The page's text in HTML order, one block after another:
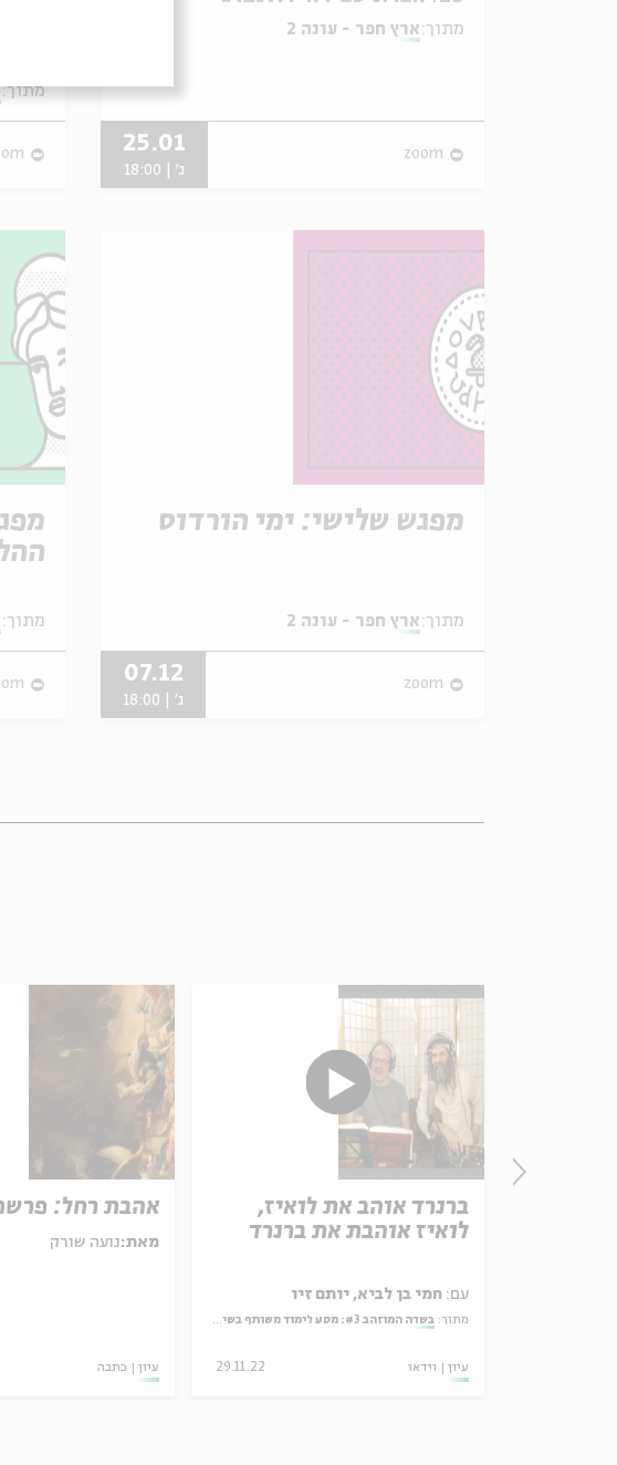
מתוך: ארץ חפר - עונה 2
zoom
25.01
ג' | 18:00
מתוך:
מפגש שלישי: ימי הורדוס
מתוך: ארץ חפר - עונה 2
zoom
07.12
ג' | 18:00
מתוך:
אהבת רחל:
מאת:נועה שורק
עיון כתבה
ברנרד אוהב את לואיז,
לואיז אוהבת את ברנרד
עם: חמי בן לביא, יותם זיו
מתוך: בשדה המוזהב #3: מסע לימוד משותף בשיריו והגותו של מאיר אריאל
עיון וידאו 29.11.22